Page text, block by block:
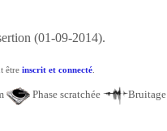
(01-09-2014).
être inscrit et connecté.
Phase scratchée Bruitage